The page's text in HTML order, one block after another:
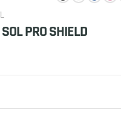
PRO SHIELD